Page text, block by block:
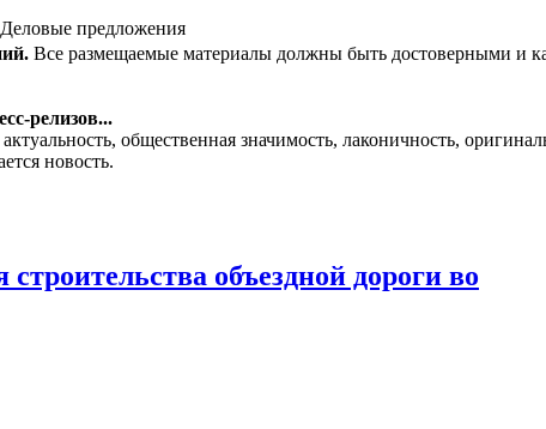
Деловые предложения
Все размещаемые материалы должны быть достоверными и
релизов...
общественная значимость, лаконичность,
новость.
объездной дороги во